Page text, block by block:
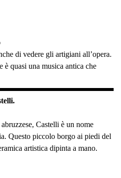
di vedere gli artigiani all’opera.
quasi una musica antica che
Castelli è un nome
Questo piccolo borgo ai piedi del
artistica dipinta a mano.